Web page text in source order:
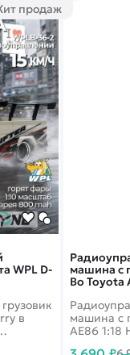
продаж
WPL D-
в
машина с
Bo Toyota
машина с
AE86 1:18